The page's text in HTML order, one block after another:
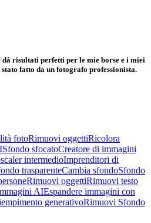
risultati perfetti per le mie borse e i miei
stato fatto da un fotografo professionista.
fotoRimuovi oggettiRicolora
Sfondo sfocatoCreatore di immagini
intermedioImprenditori di
trasparenteCambia sfondoSfondo
Rimuovi oggettiRimuovi testo
AIEspandere immagini con
generativoRimuovi Sfondo